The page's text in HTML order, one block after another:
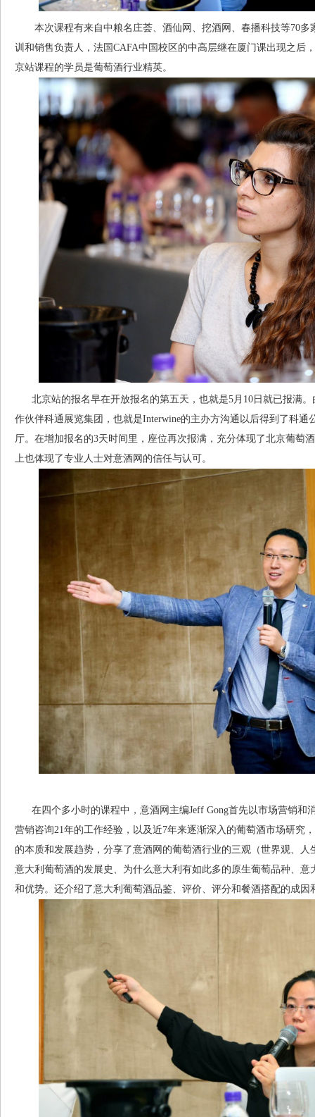
本次课程有来自中粮名庄荟、酒仙网、挖酒网、春播科技等70多
训和销售负责人，法国CAFA中国校区的中高层继在厦门课出现之后
京站课程的学员是葡萄酒行业精英。
北京站的报名早在开放报名的第五天，也就是5月10日就已报满。
作伙伴科通展览集团，也就是Interwine的主办方沟通以后得到了科
厅。在增加报名的3天时间里，座位再次报满，充分体现了北京葡萄
上也体现了专业人士对意酒网的信任与认可。
在四个多小时的课程中，意酒网主编Jeff Gong首先以市场营销和
营销咨询21年的工作经验，以及近7年来逐渐深入的葡萄酒市场研究
的本质和发展趋势，分享了意酒网的葡萄酒行业的三观（世界观、
意大利葡萄酒的发展史、为什么意大利有如此多的原生葡萄品种、
和优势。还介绍了意大利葡萄酒品鉴、评价、评分和餐酒搭配的成因